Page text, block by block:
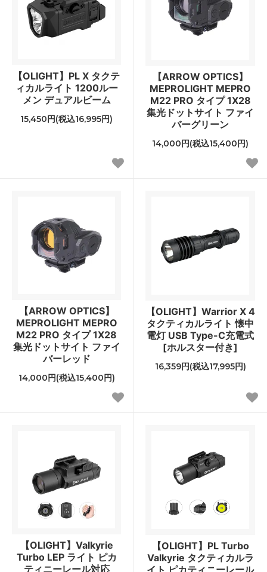
【OLIGHT】PL X タクテ
ィカルライト 1200ルー
メン デュアルビーム
15,450円(税込16,995円)
【ARROW OPTICS】
MEPROLIGHT MEPRO
M22 PRO タイプ 1X28
集光ドットサイト ファイ
バーグリーン
14,000円(税込15,400円)
【ARROW OPTICS】
MEPROLIGHT MEPRO
M22 PRO タイプ 1X28
集光ドットサイト ファイ
バーレッド
14,000円(税込15,400円)
【OLIGHT】Warrior X 4
タクティカルライト 懐中
電灯 USB Type-C充電式
[ホルスター付き]
16,359円(税込17,995円)
【OLIGHT】Valkyrie
Turbo LEP ライト ピカ
ティニーレール対応
【OLIGHT】PL Turbo
Valkyrie タクティカルラ
イト ピカティニーレール